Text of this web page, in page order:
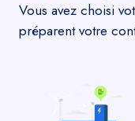
Vous avez choisi
préparent votre